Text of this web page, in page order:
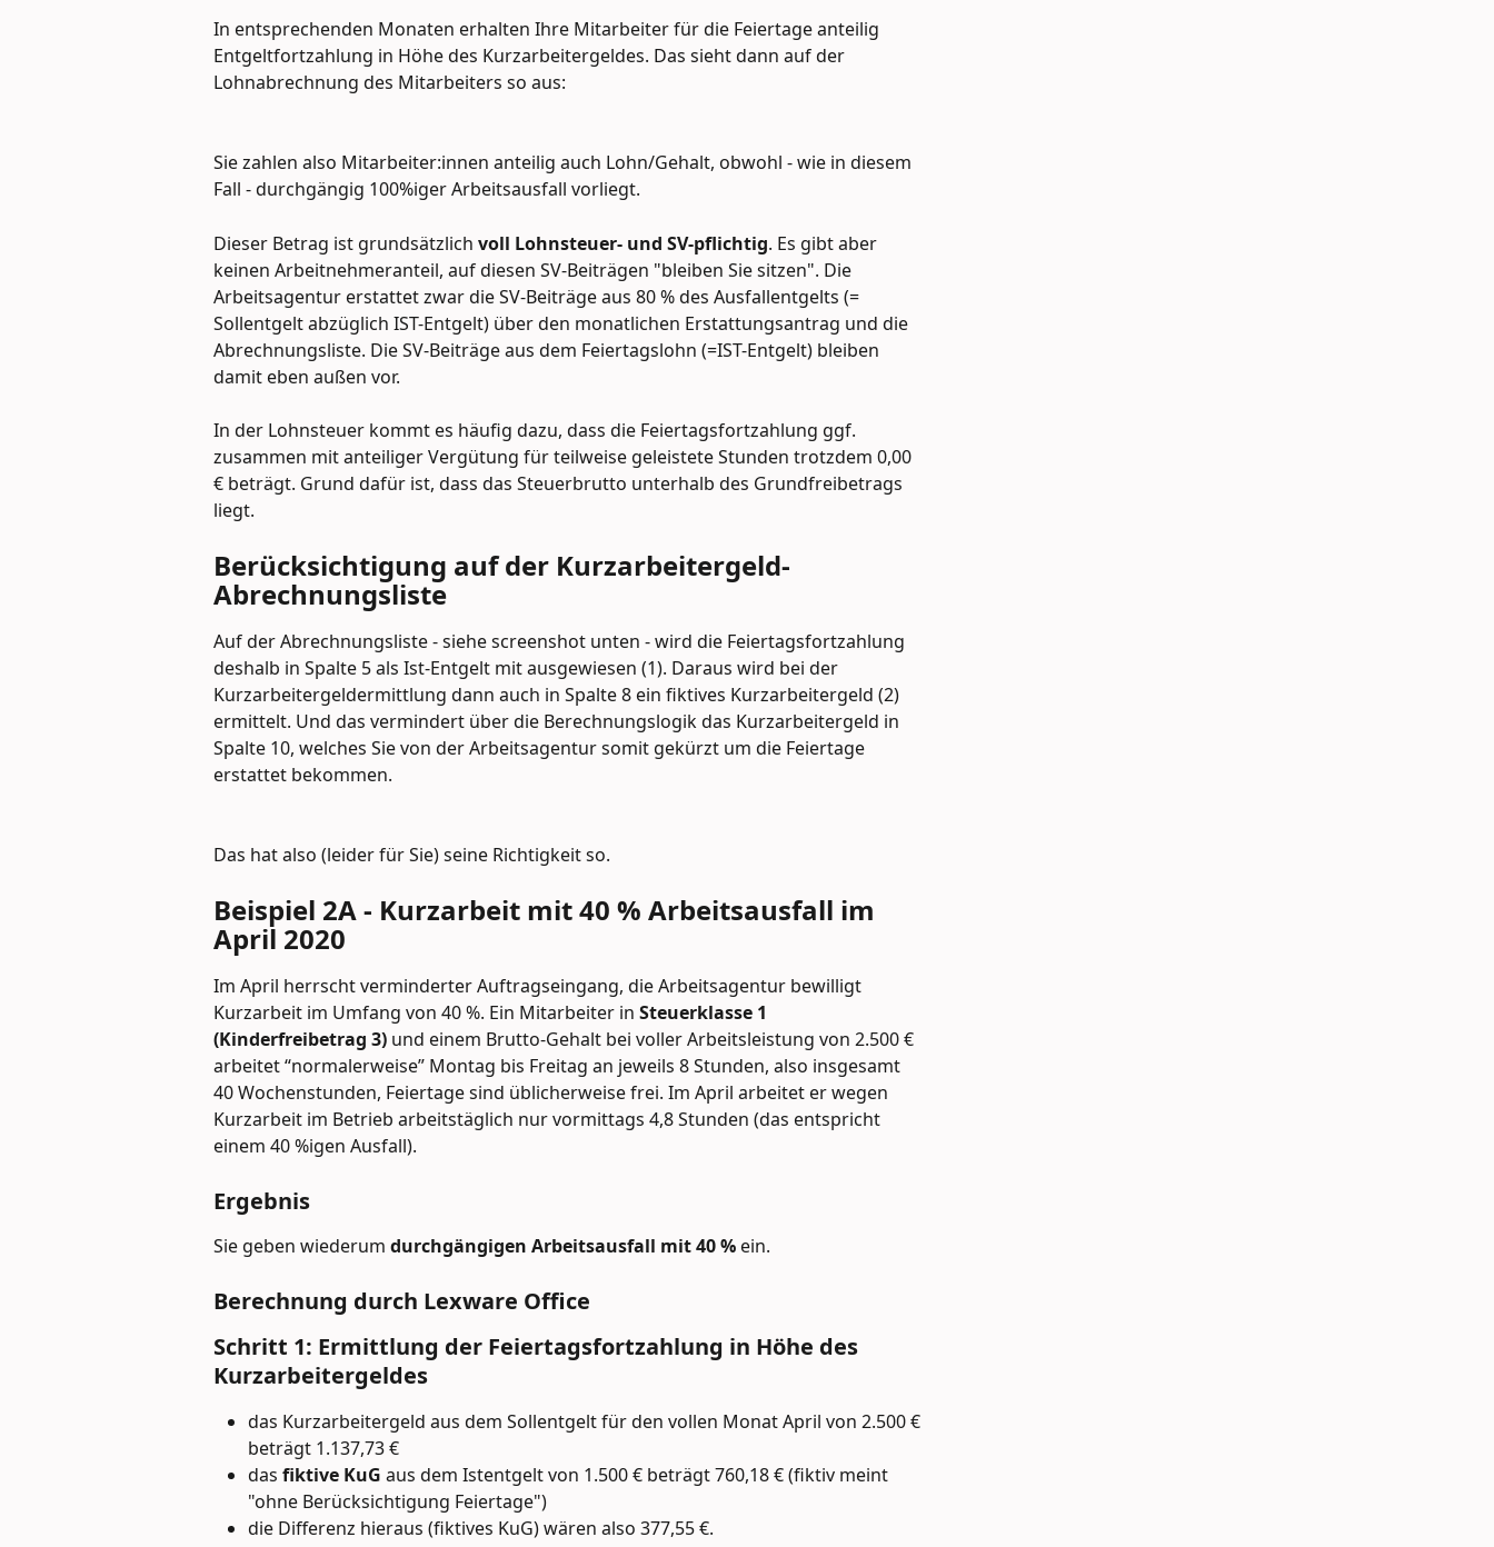
In entsprechenden Monaten erhalten Ihre Mitarbeiter für die Feiertage anteilig
Entgeltfortzahlung in Höhe des Kurzarbeitergeldes. Das sieht dann auf der
Lohnabrechnung des Mitarbeiters so aus:
Sie zahlen also Mitarbeiter:innen anteilig auch Lohn/Gehalt, obwohl - wie in diesem
Fall - durchgängig 100%iger Arbeitsausfall vorliegt.
Dieser Betrag ist grundsätzlich voll Lohnsteuer- und SV-pflichtig. Es gibt aber
keinen Arbeitnehmeranteil, auf diesen SV-Beiträgen "bleiben Sie sitzen". Die
Arbeitsagentur erstattet zwar die SV-Beiträge aus 80 % des Ausfallentgelts (=
Sollentgelt abzüglich IST-Entgelt) über den monatlichen Erstattungsantrag und die
Abrechnungsliste. Die SV-Beiträge aus dem Feiertagslohn (=IST-Entgelt) bleiben
damit eben außen vor.
In der Lohnsteuer kommt es häufig dazu, dass die Feiertagsfortzahlung ggf.
zusammen mit anteiliger Vergütung für teilweise geleistete Stunden trotzdem 0,00
€ beträgt. Grund dafür ist, dass das Steuerbrutto unterhalb des Grundfreibetrags
liegt.
Berücksichtigung auf der Kurzarbeitergeld-
Abrechnungsliste
Auf der Abrechnungsliste - siehe screenshot unten - wird die Feiertagsfortzahlung
deshalb in Spalte 5 als Ist-Entgelt mit ausgewiesen (1). Daraus wird bei der
Kurzarbeitergeldermittlung dann auch in Spalte 8 ein fiktives Kurzarbeitergeld (2)
ermittelt. Und das vermindert über die Berechnungslogik das Kurzarbeitergeld in
Spalte 10, welches Sie von der Arbeitsagentur somit gekürzt um die Feiertage
erstattet bekommen.
Das hat also (leider für Sie) seine Richtigkeit so.
Beispiel 2A - Kurzarbeit mit 40 % Arbeitsausfall im
April 2020
Im April herrscht verminderter Auftragseingang, die Arbeitsagentur bewilligt
Kurzarbeit im Umfang von 40 %. Ein Mitarbeiter in Steuerklasse 1
(Kinderfreibetrag 3) und einem Brutto-Gehalt bei voller Arbeitsleistung von 2.500 €
arbeitet “normalerweise” Montag bis Freitag an jeweils 8 Stunden, also insgesamt
40 Wochenstunden, Feiertage sind üblicherweise frei. Im April arbeitet er wegen
Kurzarbeit im Betrieb arbeitstäglich nur vormittags 4,8 Stunden (das entspricht
einem 40 %igen Ausfall).
Ergebnis
Sie geben wiederum durchgängigen Arbeitsausfall mit 40 % ein.
Berechnung durch Lexware Office
Schritt 1: Ermittlung der Feiertagsfortzahlung in Höhe des
Kurzarbeitergeldes
das Kurzarbeitergeld aus dem Sollentgelt für den vollen Monat April von 2.500 €
beträgt 1.137,73 €
das fiktive KuG aus dem Istentgelt von 1.500 € beträgt 760,18 € (fiktiv meint
"ohne Berücksichtigung Feiertage")
die Differenz hieraus (fiktives KuG) wären also 377,55 €.